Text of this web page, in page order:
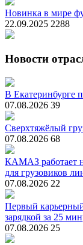
Новинка в мире
22.09.2025 2288
Новости
В Екатеринбурге
07.08.2026 39
Сверхтяжёлый
07.08.2026 68
КАМАЗ работает
для грузовиков
07.08.2026 22
Первый
зарядкой за 25
07.08.2026 25